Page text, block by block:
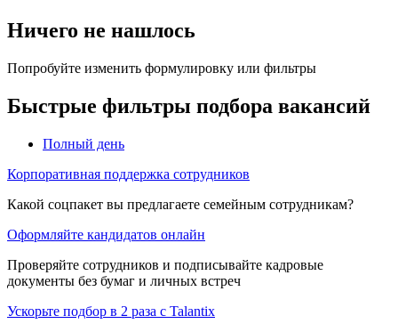
Ничего не нашлось
Попробуйте изменить формулировку или фильтры
Быстрые фильтры подбора вакансий
Полный день
Корпоративная поддержка сотрудников
Какой соцпакет вы предлагаете семейным сотрудникам?
Оформляйте кандидатов онлайн
Проверяйте сотрудников и подписывайте кадровые
документы без бумаг и личных встреч
Ускорьте подбор в 2 раза с Talantix